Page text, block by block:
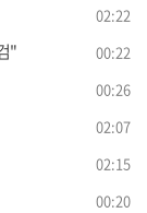
02:22
" 00:22
00:26
02:07
02:15
00:20